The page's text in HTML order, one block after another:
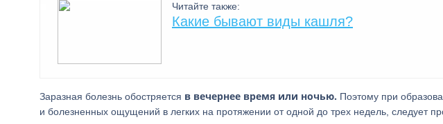
Читайте также:
Какие бывают виды кашля?
Заразная болезнь обостряется в вечернее время или ночью. Поэтому при
и болезненных ощущений в легких на протяжении от одной до трех недель, следует